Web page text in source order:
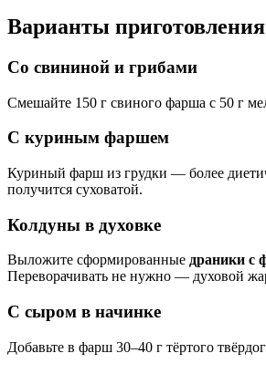
Варианты приготовления
Со свининой и грибами
Смешайте 150 г свиного фарша с 50 г
С куриным фаршем
Куриный фарш из грудки — более
получится суховатой.
Колдуны в духовке
Выложите сформированные драники с
Переворачивать не нужно — духовой
С сыром в начинке
Добавьте в фарш 30–40 г тёртого